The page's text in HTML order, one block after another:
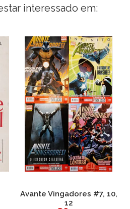
interessado em:
Avante Vingadores #7, 10,
12